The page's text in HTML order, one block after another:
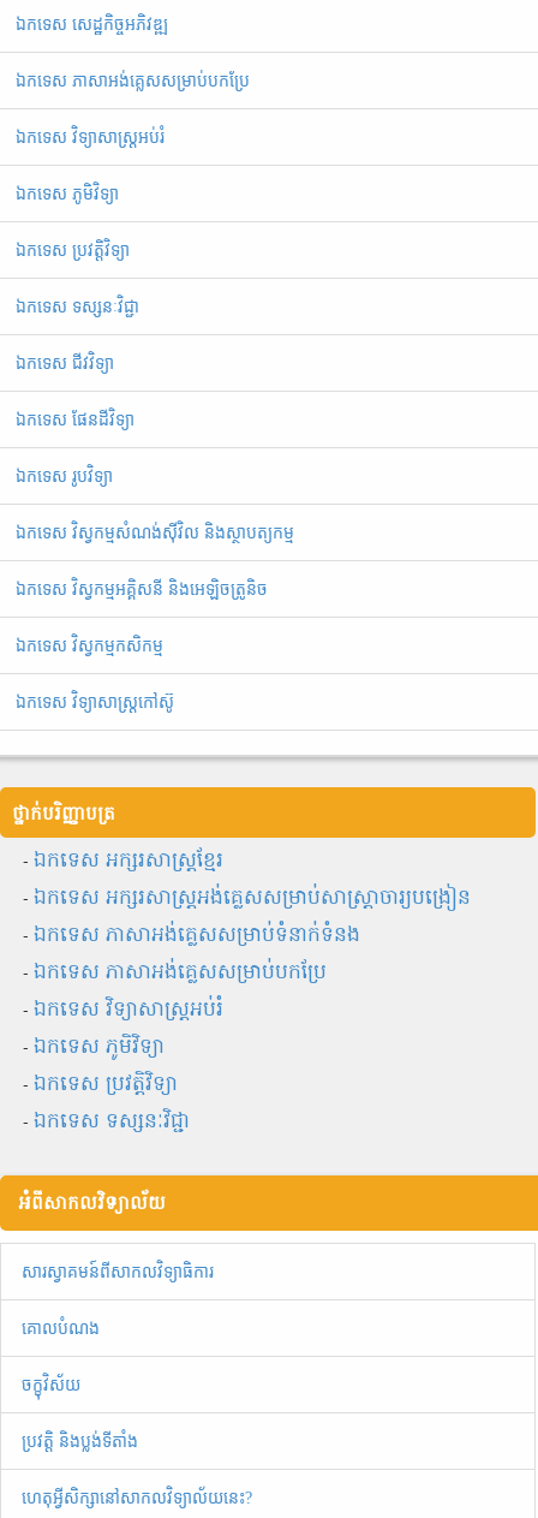
ឯកទេស សេដ្ឋកិច្ចអភិវឌ្ឍ
ឯកទេស ភាសាអង់គ្លេសសម្រាប់បកប្រែ
ឯកទេស វិទ្យាសាស្ត្រអប់រំ
ឯកទេស ភូមិវិទ្យា
ឯកទេស ប្រវត្តិវិទ្យា
ឯកទេស ទស្សនៈវិជ្ជា
ឯកទេស ជីវវិទ្យា
ឯកទេស ផែនដីវិទ្យា
ឯកទេស រូបវិទ្យា
ឯកទេស វិស្វកម្មសំណង់ស៊ីវិល និងស្ថាបត្យកម្ម
ឯកទេស វិស្វកម្មអគ្គិសនី និងអេឡិចត្រូនិច
ឯកទេស វិស្វកម្មកសិកម្ម
ឯកទេស វិទ្យាសាស្ត្រកៅស៊ូ
ថ្នាក់បរិញ្ញាបត្រ
- ឯកទេស អក្សរសាស្ត្រខ្មែរ
- ឯ​ក​ទេស​ ​អក្សរសាស្ត្រអង់គ្លេសសម្រាប់សាស្ត្រាចារ្យបង្រៀន
- ឯកទេស ភាសាអង់គ្លេសសម្រាប់ទំនាក់ទំនង
- ឯកទេស ភាសាអង់គ្លេសសម្រាប់បកប្រែ
- ឯកទេស វិទ្យាសាស្ត្រអប់រំ
- ឯកទេស ភូមិវិទ្យា
- ឯកទេស ប្រវត្តិវិទ្យា
- ឯកទេស ទស្សនៈវិជ្ជា
អំពីសាកលវិទ្យាល័យ
សារស្វាគមន៍ពីសាកលវិទ្យាធិការ
គោលបំណង
ចក្ខុវិស័យ
ប្រវត្តិ និងប្លង់ទីតាំង
ហេតុអ្វីសិក្សានៅសាកលវិទ្យាល័យនេះ?